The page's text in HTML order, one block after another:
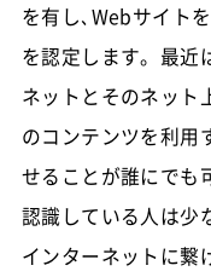
を有し､Webサイト
を認定します。最近
ネットとそのネット
のコンテンツを利用
せることが誰にでも
認識している人は少
インターネットに繋